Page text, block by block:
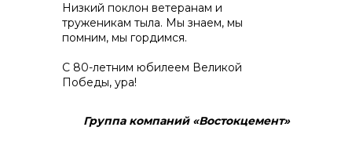
Низкий поклон ветеранам и
труженикам тыла. Мы знаем, мы
помним, мы гордимся.
С 80-летним юбилеем Великой
Победы, ура!
Группа компаний «Востокцемент»